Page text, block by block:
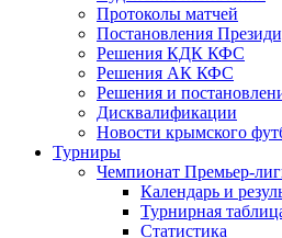
Протоколы матчей
Постановления
Решения КДК КФС
Решения АК КФС
Решения и
Дисквалификации
Новости крымского
Турниры
Чемпионат Премьер-
Календарь и
Турнирная
Статистика